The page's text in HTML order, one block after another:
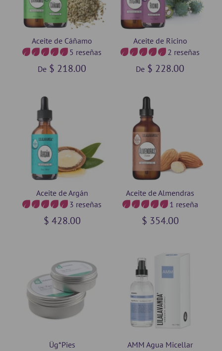
Aceite de Cáñamo
5 reseñas
De $ 218.00
Aceite de Ricino
2 reseñas
De $ 228.00
Aceite de Argán
3 reseñas
$ 428.00
Aceite de Almendras
1 reseña
$ 354.00
Üg*Pies AMM Agua Micellar